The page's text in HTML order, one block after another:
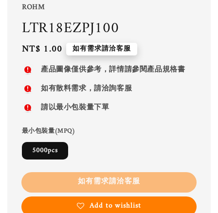
ROHM
LTR18EZPJ100
Regular
price
NT$ 1.00 如有需求請洽客服
產品圖像僅供參考，詳情請參閱產品規格書
如有散料需求，請洽詢客服
請以最小包裝量下單
最小包裝量(MPQ)
5000pcs
如有需求請洽客服
Add to wishlist